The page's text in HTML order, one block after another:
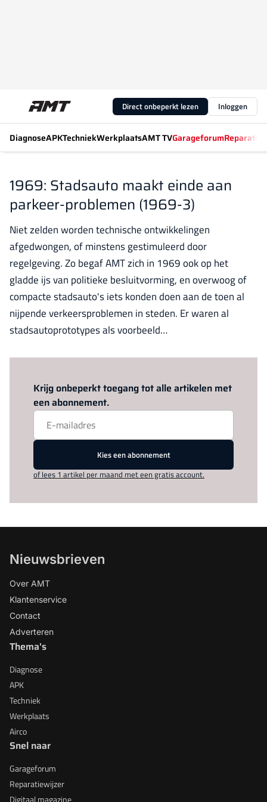
Direct onbeperkt lezen Inloggen
DiagnoseAPKTechniekWerkplaatsAMT TVGarageforum
1969: Stadsauto maakt einde aan
parkeer-problemen (1969-3)
Niet zelden worden technische ontwikkelingen
afgedwongen, of minstens gestimuleerd door
regelgeving. Zo begaf AMT zich in 1969 ook op het
gladde ijs van politieke besluitvorming, en overwoog of
compacte stadsauto's iets konden doen aan de toen al
nijpende verkeersproblemen in steden. Er waren al
stadsautoprototypes als voorbeeld…
Krijg onbeperkt toegang tot alle artikelen met
een abonnement.
Kies een abonnement
of lees 1 artikel per maand met een gratis account.
Nieuwsbrieven
Over AMT
Klantenservice
Contact
Adverteren
Thema's
Diagnose
APK
Techniek
Werkplaats
Airco
Snel naar
Garageforum
Reparatiewijzer
Digitaal magazine